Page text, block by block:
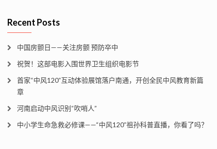
Recent Posts
中国房颤日——关注房颤 预防卒中
祝贺！这部电影入围世界卫生组织电影节
首家“中风120”互动体验展馆落户南通，开创全民中风教育新篇
章
河南启动中风识别“吹哨人”
中小学生命急救必修课——“中风120”祖孙科普直播，你看了吗？